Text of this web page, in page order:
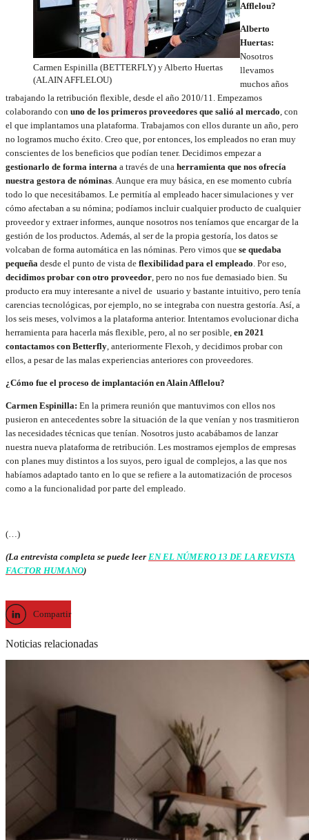
Carmen Espinilla (BETTERFLY) y Alberto Huertas
(ALAIN AFFLELOU)
Afflelou?
Alberto
Huertas:
Nosotros
llevamos
muchos años
trabajando la retribución flexible, desde el año 2010/11. Empezamos
colaborando con uno de los primeros proveedores que salió al mercado, con
el que implantamos una plataforma. Trabajamos con ellos durante un año, pero
no logramos mucho éxito. Creo que, por entonces, los empleados no eran muy
conscientes de los beneficios que podían tener. Decidimos empezar a
gestionarlo de forma interna a través de una herramienta que nos ofrecía
nuestra gestora de nóminas. Aunque era muy básica, en ese momento cubría
todo lo que necesitábamos. Le permitía al empleado hacer simulaciones y ver
cómo afectaban a su nómina; podíamos incluir cualquier producto de cualquier
proveedor y extraer informes, aunque nosotros nos teníamos que encargar de la
gestión de los productos. Además, al ser de la propia gestoría, los datos se
volcaban de forma automática en las nóminas. Pero vimos que se quedaba
pequeña desde el punto de vista de flexibilidad para el empleado. Por eso,
decidimos probar con otro proveedor, pero no nos fue demasiado bien. Su
producto era muy interesante a nivel de usuario y bastante intuitivo, pero tenía
carencias tecnológicas, por ejemplo, no se integraba con nuestra gestoría. Así, a
los seis meses, volvimos a la plataforma anterior. Intentamos evolucionar dicha
herramienta para hacerla más flexible, pero, al no ser posible, en 2021
contactamos con Betterfly, anteriormente Flexoh, y decidimos probar con
ellos, a pesar de las malas experiencias anteriores con proveedores.
¿Cómo fue el proceso de implantación en Alain Afflelou?
Carmen Espinilla: En la primera reunión que mantuvimos con ellos nos
pusieron en antecedentes sobre la situación de la que venían y nos trasmitieron
las necesidades técnicas que tenían. Nosotros justo acabábamos de lanzar
nuestra nueva plataforma de retribución. Les mostramos ejemplos de empresas
con planes muy distintos a los suyos, pero igual de complejos, a las que nos
habíamos adaptado tanto en lo que se refiere a la automatización de procesos
como a la funcionalidad por parte del empleado.
(…)
(La entrevista completa se puede leer EN EL NÚMERO 13 DE LA REVISTA
FACTOR HUMANO)
Compartir
Noticias relacionadas